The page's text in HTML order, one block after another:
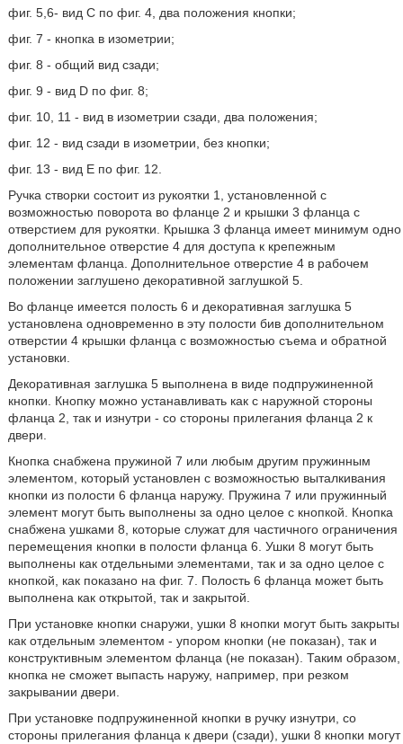
фиг. 5,6- вид С по фиг. 4, два положения кнопки;
фиг. 7 - кнопка в изометрии;
фиг. 8 - общий вид сзади;
фиг. 9 - вид D по фиг. 8;
фиг. 10, 11 - вид в изометрии сзади, два положения;
фиг. 12 - вид сзади в изометрии, без кнопки;
фиг. 13 - вид Е по фиг. 12.
Ручка створки состоит из рукоятки 1, установленной с
возможностью поворота во фланце 2 и крышки 3 фланца с
отверстием для рукоятки. Крышка 3 фланца имеет минимум одно
дополнительное отверстие 4 для доступа к крепежным
элементам фланца. Дополнительное отверстие 4 в рабочем
положении заглушено декоративной заглушкой 5.
Во фланце имеется полость 6 и декоративная заглушка 5
установлена одновременно в эту полости бив дополнительном
отверстии 4 крышки фланца с возможностью съема и обратной
установки.
Декоративная заглушка 5 выполнена в виде подпружиненной
кнопки. Кнопку можно устанавливать как с наружной стороны
фланца 2, так и изнутри - со стороны прилегания фланца 2 к
двери.
Кнопка снабжена пружиной 7 или любым другим пружинным
элементом, который установлен с возможностью выталкивания
кнопки из полости 6 фланца наружу. Пружина 7 или пружинный
элемент могут быть выполнены за одно целое с кнопкой. Кнопка
снабжена ушками 8, которые служат для частичного ограничения
перемещения кнопки в полости фланца 6. Ушки 8 могут быть
выполнены как отдельными элементами, так и за одно целое с
кнопкой, как показано на фиг. 7. Полость 6 фланца может быть
выполнена как открытой, так и закрытой.
При установке кнопки снаружи, ушки 8 кнопки могут быть закрыты
как отдельным элементом - упором кнопки (не показан), так и
конструктивным элементом фланца (не показан). Таким образом,
кнопка не сможет выпасть наружу, например, при резком
закрывании двери.
При установке подпружиненной кнопки в ручку изнутри, со
стороны прилегания фланца к двери (сзади), ушки 8 кнопки могут